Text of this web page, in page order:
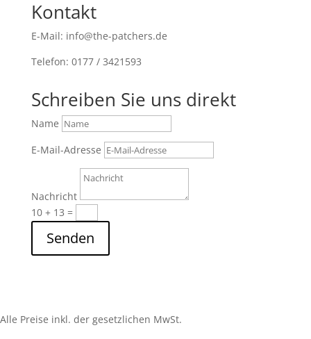
Kontakt
E-Mail: info@the-patchers.de
Telefon: 0177 / 3421593
Schreiben Sie uns direkt
Name
E-Mail-Adresse
Nachricht
10 + 13 =
Senden
Alle Preise inkl. der gesetzlichen MwSt.